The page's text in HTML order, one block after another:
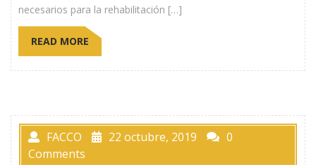
necesarios para la rehabilitación […]
READ MORE
FACCO 22 octubre, 2019
0
Comments